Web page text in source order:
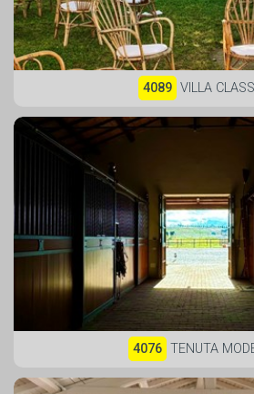
4089 VILLA
4076 TENUTA